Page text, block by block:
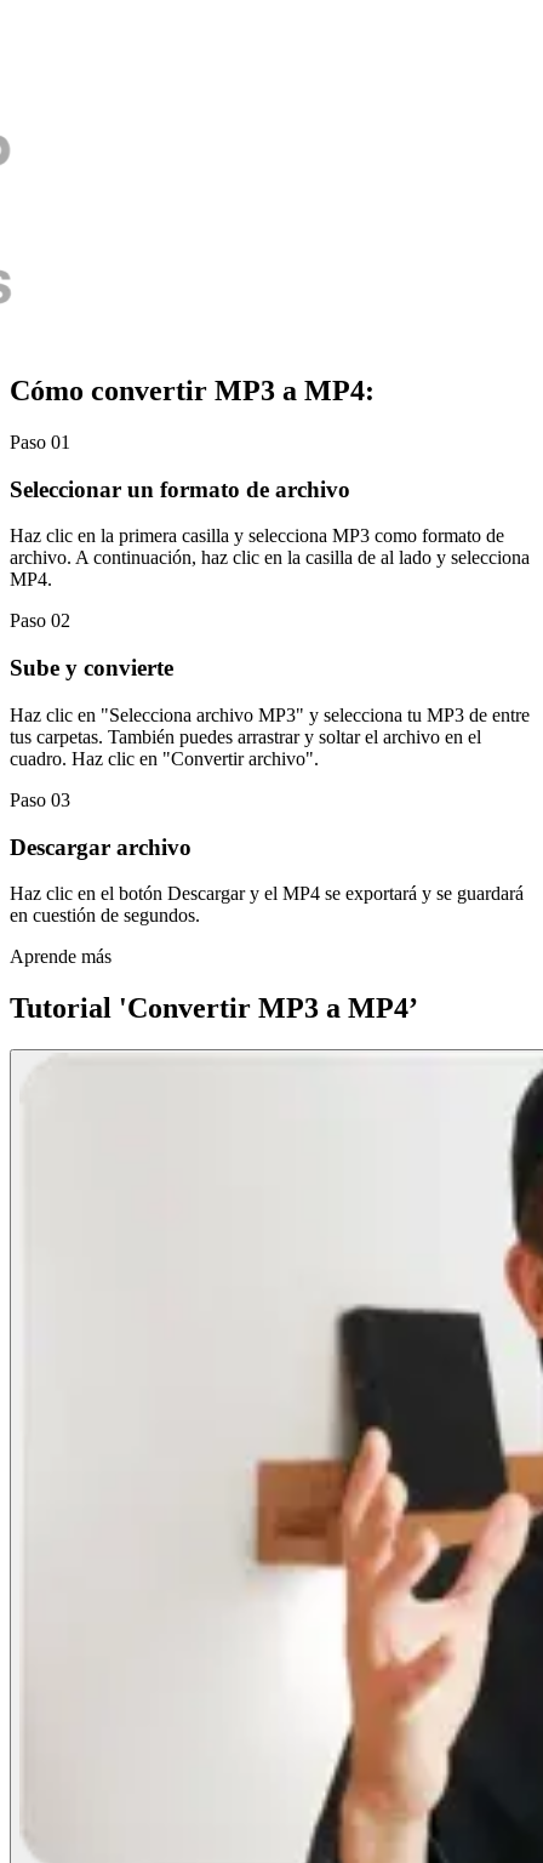
Cómo convertir MP3 a MP4:
Paso 01
Seleccionar un formato de archivo
Haz clic en la primera casilla y selecciona MP3 como formato de
archivo. A continuación, haz clic en la casilla de al lado y selecciona
MP4.
Paso 02
Sube y convierte
Haz clic en "Selecciona archivo MP3" y selecciona tu MP3 de entre
tus carpetas. También puedes arrastrar y soltar el archivo en el
cuadro. Haz clic en "Convertir archivo".
Paso 03
Descargar archivo
Haz clic en el botón Descargar y el MP4 se exportará y se guardará
en cuestión de segundos.
Aprende más
Tutorial 'Convertir MP3 a MP4’